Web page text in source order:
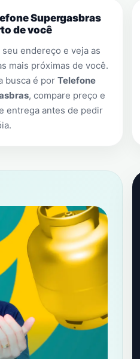
Supergasbras
de você
endereço e veja as
mais próximas de você.
busca é por Telefone
, compare preço e
entrega antes de pedir
.